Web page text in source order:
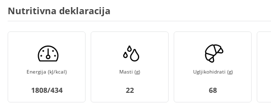
Nutritivna deklaracija
Energija (kJ/kcal)
1808/434
Masti (g)
22
Ugljikohidrati (g)
68